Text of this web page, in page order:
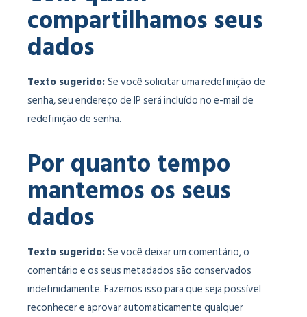
compartilhamos seus
dados
Texto sugerido:Se você solicitar uma redefinição de
senha, seu endereço de IP será incluído no e-mail de
redefinição de senha.
Por quanto tempo
mantemos os seus
dados
Texto sugerido:Se você deixar um comentário, o
comentário e os seus metadados são conservados
indefinidamente. Fazemos isso para que seja possível
reconhecer e aprovar automaticamente qualquer